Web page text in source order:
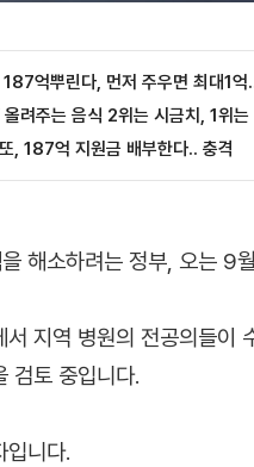
해소하려는 정부, 오는 9
서 지역 병원의 전공의들이
검토 중입니다.
입니다.